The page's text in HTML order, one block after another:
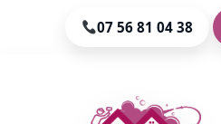
07 56 81 04 38